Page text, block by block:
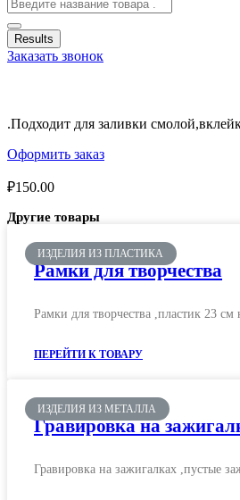
Results
Заказать звонок
.Подходит для заливки
Оформить заказ
₽150.00
Другие товары
ИЗДЕЛИЯ ИЗ ПЛАСТИКА
Рамки для творчества
Рамки для творчества ,пластик 23
ПЕРЕЙТИ К ТОВАРУ
ИЗДЕЛИЯ ИЗ МЕТАЛЛА
Гравировка на
Гравировка на зажигалках ,пустые